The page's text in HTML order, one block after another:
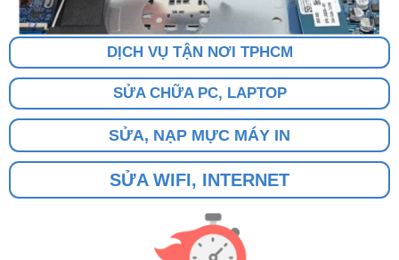
DỊCH VỤ TẬN NƠI TPHCM
SỬA CHỮA PC, LAPTOP
SỬA, NẠP MỰC MÁY IN
SỬA WIFI, INTERNET